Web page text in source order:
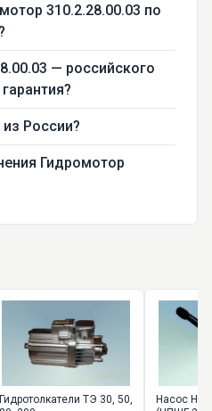
310.2.28.00.03 по
— российского
России?
Гидромотор
Гидротолкатели ТЭ 30, 50,
Насос